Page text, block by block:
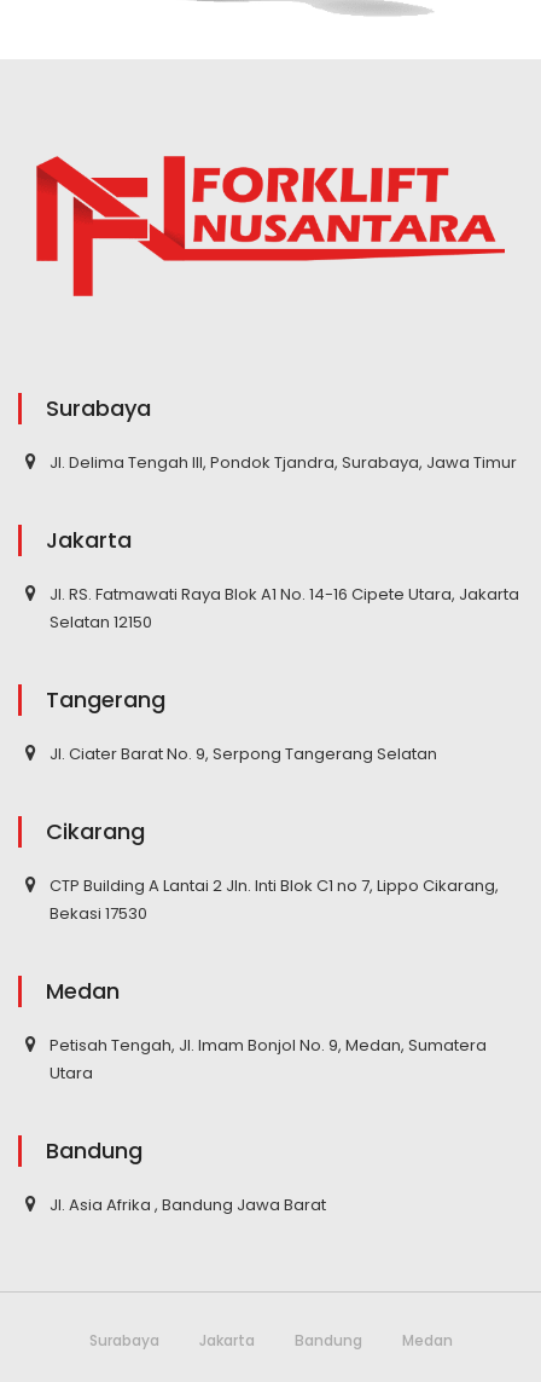
Surabaya
Jl. Delima Tengah III, Pondok Tjandra, Surabaya, Jawa Timur
Jakarta
Jl. RS. Fatmawati Raya Blok A1 No. 14-16 Cipete Utara, Jakarta
Selatan 12150
Tangerang
Jl. Ciater Barat No. 9, Serpong Tangerang Selatan
Cikarang
CTP Building A Lantai 2 Jln. Inti Blok C1 no 7, Lippo Cikarang,
Bekasi 17530
Medan
Petisah Tengah, Jl. Imam Bonjol No. 9, Medan, Sumatera
Utara
Bandung
Jl. Asia Afrika , Bandung Jawa Barat
Surabaya Jakarta Bandung Medan